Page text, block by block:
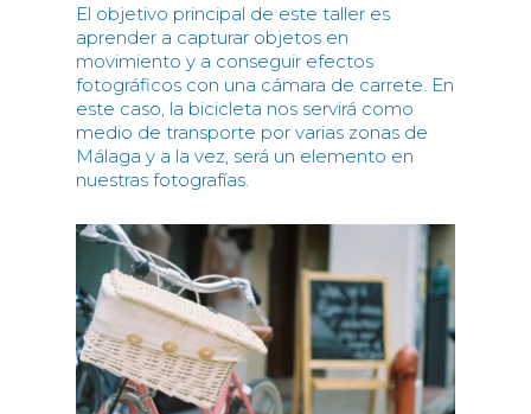
El objetivo principal de este taller es
aprender a capturar objetos en
movimiento y a conseguir efectos
fotográficos con una cámara de carrete. En
este caso, la bicicleta nos servirá como
medio de transporte por varias zonas de
Málaga y a la vez, será un elemento en
nuestras fotografías.